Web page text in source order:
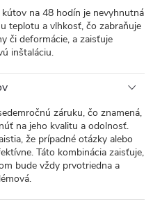
na 48 hodín je nevyhnutná
teplotu a vlhkosť, čo zabraňuje
či deformácie, a zaisťuje
inštaláciu.
záruku, čo znamená,
na jeho kvalitu a odolnosť.
že prípadné otázky alebo
Táto kombinácia zaisťuje,
bude vždy prvotriedna a